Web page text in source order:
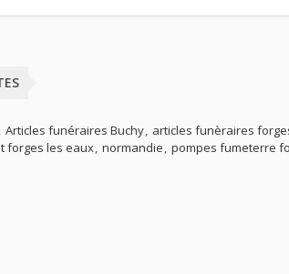
Articles funéraires Buchy articles funèraires
forges les eaux normandie pompes fumeterre